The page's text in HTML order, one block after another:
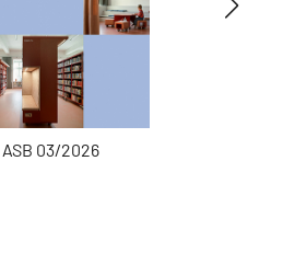
ASB 03/2026